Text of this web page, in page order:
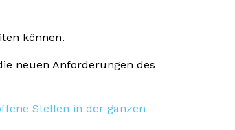
können.
neuen Anforderungen des
Stellen in der ganzen